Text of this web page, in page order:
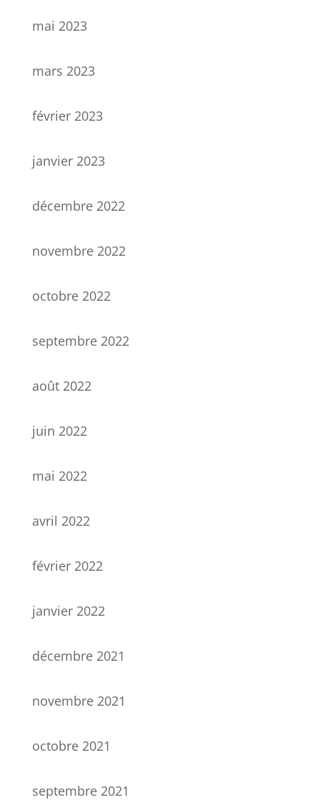
mai 2023
mars 2023
février 2023
janvier 2023
décembre 2022
novembre 2022
octobre 2022
septembre 2022
août 2022
juin 2022
mai 2022
avril 2022
février 2022
janvier 2022
décembre 2021
novembre 2021
octobre 2021
septembre 2021